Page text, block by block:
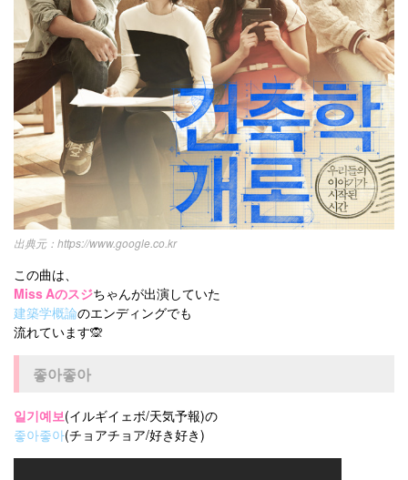
https://www.google.co.kr
この曲は、
Miss Aのスジちゃんが出演していた
建築学概論のエンディングでも
流れています🙊
좋아좋아
일기예보(イルギイェボ/天気予報)の
좋아좋아(チョアチョア/好き好き)